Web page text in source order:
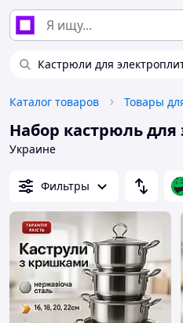
Кастрюли для
Каталог товаров Товары
Набор кастрюль для
Украине
Фильтры